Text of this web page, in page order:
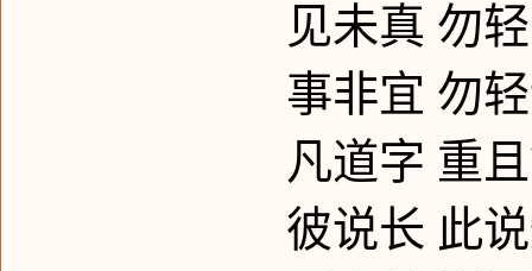
见未真 勿
事非宜 勿
凡道字 重
彼说长 此